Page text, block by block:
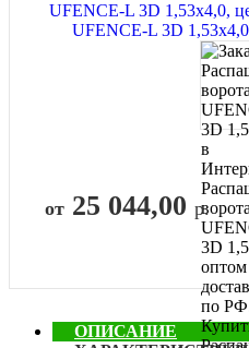
от 25 044,00 р.
ОПИСАНИЕ